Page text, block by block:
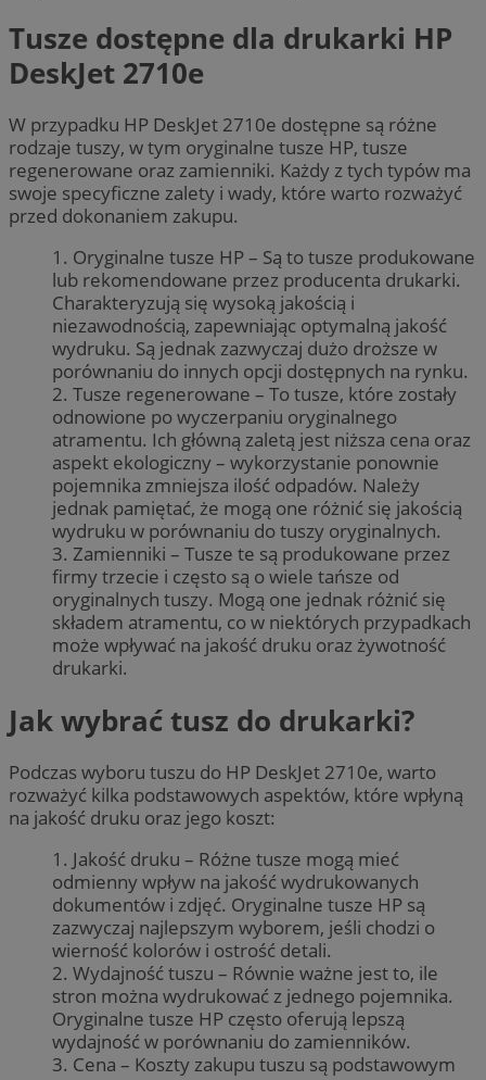
Tusze dostępne dla drukarki HP
DeskJet 2710e
W przypadku HP DeskJet 2710e dostępne są różne
rodzaje tuszy, w tym oryginalne tusze HP, tusze
regenerowane oraz zamienniki. Każdy z tych typów ma
swoje specyficzne zalety i wady, które warto rozważyć
przed dokonaniem zakupu.
1. Oryginalne tusze HP – Są to tusze produkowane
lub rekomendowane przez producenta drukarki.
Charakteryzują się wysoką jakością i
niezawodnością, zapewniając optymalną jakość
wydruku. Są jednak zazwyczaj dużo droższe w
porównaniu do innych opcji dostępnych na rynku.
2. Tusze regenerowane – To tusze, które zostały
odnowione po wyczerpaniu oryginalnego
atramentu. Ich główną zaletą jest niższa cena oraz
aspekt ekologiczny – wykorzystanie ponownie
pojemnika zmniejsza ilość odpadów. Należy
jednak pamiętać, że mogą one różnić się jakością
wydruku w porównaniu do tuszy oryginalnych.
3. Zamienniki – Tusze te są produkowane przez
firmy trzecie i często są o wiele tańsze od
oryginalnych tuszy. Mogą one jednak różnić się
składem atramentu, co w niektórych przypadkach
może wpływać na jakość druku oraz żywotność
drukarki.
Jak wybrać tusz do drukarki?
Podczas wyboru tuszu do HP DeskJet 2710e, warto
rozważyć kilka podstawowych aspektów, które wpłyną
na jakość druku oraz jego koszt:
1. Jakość druku – Różne tusze mogą mieć
odmienny wpływ na jakość wydrukowanych
dokumentów i zdjęć. Oryginalne tusze HP są
zazwyczaj najlepszym wyborem, jeśli chodzi o
wierność kolorów i ostrość detali.
2. Wydajność tuszu – Równie ważne jest to, ile
stron można wydrukować z jednego pojemnika.
Oryginalne tusze HP często oferują lepszą
wydajność w porównaniu do zamienników.
3. Cena – Koszty zakupu tuszu są podstawowym